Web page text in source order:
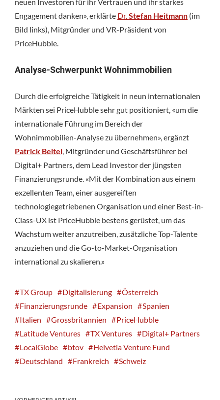
Engagement danken», erklärte Dr. Stefan Heitmann (im
Bild links), Mitgründer und VR-Präsident von
PriceHubble.
Analyse-Schwerpunkt Wohnimmobilien
Durch die erfolgreiche Tätigkeit in neun internationalen
Märkten sei PriceHubble sehr gut positioniert, «um die
internationale Führung im Bereich der
Wohnimmobilien-Analyse zu übernehmen», ergänzt
Patrick Beitel , Mitgründer und Geschäftsführer bei
Digital+ Partners, dem Lead Investor der jüngsten
Finanzierungsrunde. «Mit der Kombination aus einem
exzellenten Team, einer ausgereiften
technologiegetriebenen Organisation und einer Best-in-
Class-UX ist PriceHubble bestens gerüstet, um das
Wachstum weiter anzutreiben, zusätzliche Top-Talente
anzuziehen und die Go-to-Market-Organisation
international zu skalieren.»
TX Group Digitalisierung
Österreich
Finanzierungsrunde
Expansion
Spanien
Italien
Grossbritannien
PriceHubble
Latitude Ventures
TX Ventures
Digital+ Partners
LocalGlobe
btov
Helvetia Venture Fund
Deutschland
Frankreich Schweiz